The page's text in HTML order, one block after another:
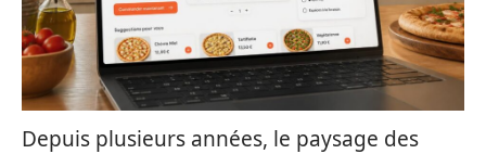
Depuis plusieurs années, le paysage des